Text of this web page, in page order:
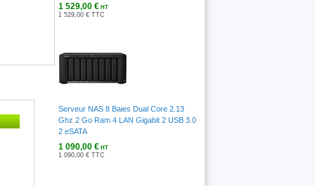
1 529,00 €HT
1 529,00 € TTC
Serveur NAS 8 Baies Dual Core 2.13
Ghz 2 Go Ram 4 LAN Gigabit 2 USB 3.0
2 eSATA
1 090,00 €HT
1 090,00 € TTC